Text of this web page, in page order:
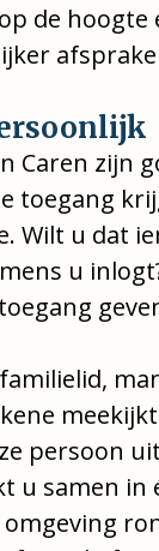
de hoogte
Caren zijn
toegang
Wilt u dat
u
persoon
u samen in